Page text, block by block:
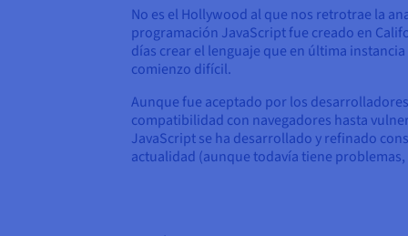
No es el Hollywood al que nos retrotrae la
programación JavaScript fue creado en
días crear el lenguaje que en última
comienzo difícil.
Aunque fue aceptado por los
compatibilidad con navegadores hasta
JavaScript se ha desarrollado y refinado
actualidad (aunque todavía tiene